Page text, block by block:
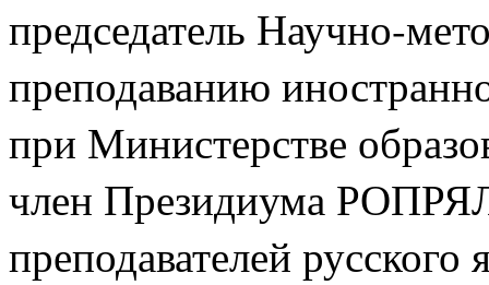
председатель Научно-
преподаванию
при Министерстве
член Президиума
преподавателей